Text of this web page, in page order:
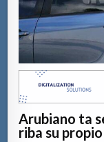
Arubiano ta
riba su